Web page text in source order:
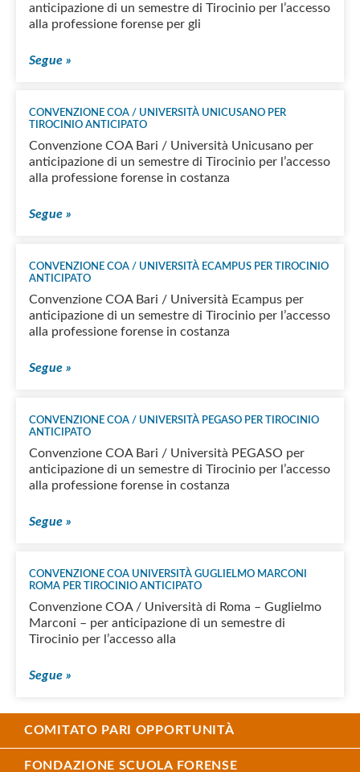
anticipazione di un semestre di Tirocinio per l’accesso
alla professione forense per gli
Segue »
CONVENZIONE COA / UNIVERSITÀ UNICUSANO PER
TIROCINIO ANTICIPATO
Convenzione COA Bari / Università Unicusano per
anticipazione di un semestre di Tirocinio per l’accesso
alla professione forense in costanza
Segue »
CONVENZIONE COA / UNIVERSITÀ ECAMPUS PER TIROCINIO
ANTICIPATO
Convenzione COA Bari / Università Ecampus per
anticipazione di un semestre di Tirocinio per l’accesso
alla professione forense in costanza
Segue »
CONVENZIONE COA / UNIVERSITÀ PEGASO PER TIROCINIO
ANTICIPATO
Convenzione COA Bari / Università PEGASO per
anticipazione di un semestre di Tirocinio per l’accesso
alla professione forense in costanza
Segue »
CONVENZIONE COA UNIVERSITÀ GUGLIELMO MARCONI
ROMA PER TIROCINIO ANTICIPATO
Convenzione COA / Università di Roma – Guglielmo
Marconi – per anticipazione di un semestre di
Tirocinio per l’accesso alla
Segue »
COMITATO PARI OPPORTUNITÀ
FONDAZIONE SCUOLA FORENSE